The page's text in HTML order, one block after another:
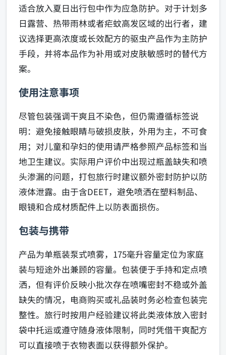
适合放入夏日出行包中作为应急防护。对于计划多
日露营、热带雨林或者疟蚊高发区域的出行者，建
议选择更高浓度或长效配方的驱虫产品作为主防护
手段，并将本品作为补用或对皮肤敏感时的替代方
案。
使用注意事项
尽管包装强调干爽且不染色，但仍需遵循标签说
明：避免接触眼睛与破损皮肤，外用为主，不可食
用；对儿童和孕妇的使用请严格参照产品标签和当
地卫生建议。实际用户评价中出现过瓶盖缺失和喷
头渗漏的问题，打包旅行时建议额外密封防护以防
液体泄露。由于含DEET，避免喷洒在塑料制品、
眼镜和合成材质配件上以防表面损伤。
包装与携带
产品为单瓶装泵式喷雾，175毫升容量定位为家庭
装与短途外出兼顾的容量。包装便于手持和定点喷
洒，但有评价反映小批次存在喷嘴密封不稳或外盖
缺失的情况，电商购买或礼品装时务必检查包装完
整性。旅行时按用户经验建议将此类液体放入密封
袋中托运或遵守随身液体限制，同时凭借干爽配方
可以直接喷于衣物表面以获得额外保护。